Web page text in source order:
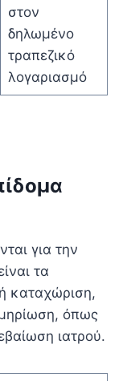
στον
δηλωμένο
τραπεζικό
λογαριασμό
για την
τα
καταχώριση,
όπως
ιατρού.